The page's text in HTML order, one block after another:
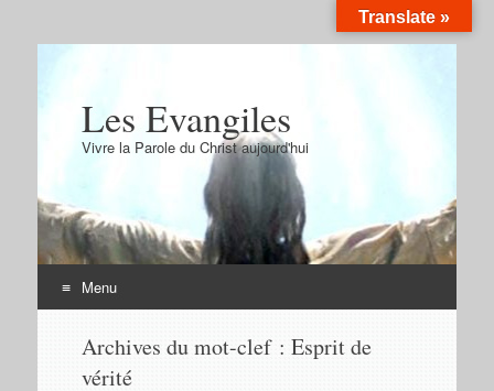
Les Evangiles
Vivre la Parole du Christ aujourd'hui
Menu
contenu
Archives du mot-clef : Esprit de
vérité
Translate »